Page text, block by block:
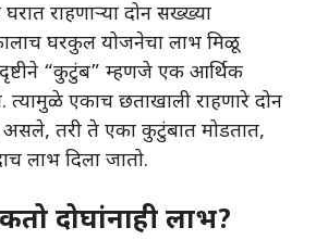
राहणाऱ्या दोन सख्ख्या
घरकुल योजनेचा लाभ मिळू
“कुटुंब” म्हणजे एक आर्थिक
एकाच छताखाली राहणारे दोन
असले, तरी ते एका कुटुंबात मोडतात,
लाभ दिला जातो.
दोघांनाही लाभ?